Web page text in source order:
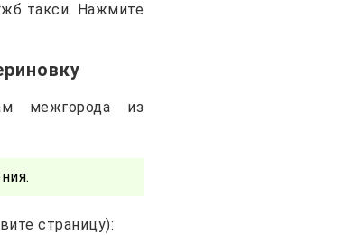
такси. Нажмите
межгорода из
страницу):